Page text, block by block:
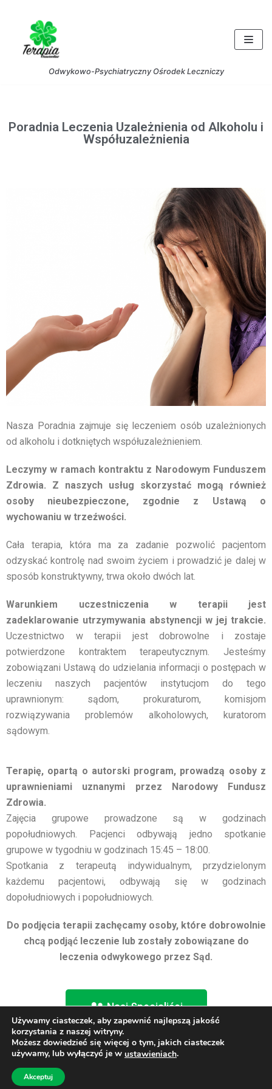
treści
Odwykowo-Psychiatryczny Ośrodek Leczniczy
Poradnia Leczenia Uzależnienia od Alkoholu i
Współuzależnienia
Nasza Poradnia zajmuje się leczeniem osób uzależnionych
od alkoholu i dotkniętych współuzależnieniem.
Leczymy w ramach kontraktu z Narodowym Funduszem
Zdrowia. Z naszych usług skorzystać mogą również
osoby nieubezpieczone, zgodnie z Ustawą o
wychowaniu w trzeźwości.
Cała terapia, która ma za zadanie pozwolić pacjentom
odzyskać kontrolę nad swoim życiem i prowadzić je dalej w
sposób konstruktywny, trwa około dwóch lat.
Warunkiem uczestniczenia w terapii jest
zadeklarowanie utrzymywania abstynencji w jej trakcie.
Uczestnictwo w terapii jest dobrowolne i zostaje
potwierdzone kontraktem terapeutycznym. Jesteśmy
zobowiązani Ustawą do udzielania informacji o postępach w
leczeniu naszych pacjentów instytucjom do tego
uprawnionym: sądom, prokuraturom, komisjom
rozwiązywania problemów alkoholowych, kuratorom
sądowym.
Terapię, opartą o autorski program, prowadzą osoby z
uprawnieniami uznanymi przez Narodowy Fundusz
Zdrowia.
Zajęcia grupowe prowadzone są w godzinach
popołudniowych. Pacjenci odbywają jedno spotkanie
grupowe w tygodniu w godzinach 15:45 – 18:00.
Spotkania z terapeutą indywidualnym, przydzielonym
każdemu pacjentowi, odbywają się w godzinach
dopołudniowych i popołudniowych.
Do podjęcia terapii zachęcamy osoby, które dobrowolnie
chcą podjąć leczenie lub zostały zobowiązane do
leczenia odwykowego przez Sąd.
Nasi Specjaliści
Copywriting© Odwykowo Psychiatryczny Ośrodek
Używamy ciasteczek, aby zapewnić najlepszą jakość
korzystania z naszej witryny.
Możesz dowiedzieć się więcej o tym, jakich ciasteczek
używamy, lub wyłączyć je w ustawieniach.
Akceptuj